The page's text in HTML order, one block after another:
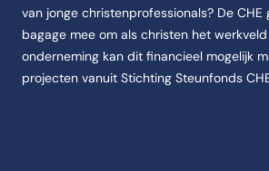
van jonge christenprofessionals? De
bagage mee om als christen het
onderneming kan dit financieel mogelijk
projecten vanuit Stichting Steunfonds